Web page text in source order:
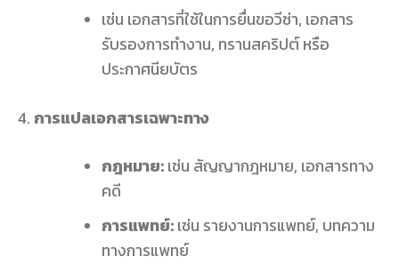
เช่น เอกสารที่ใช้ในการยื่นขอวีซ่า, เอกสาร
รับรองการทำงาน, ทรานสคริปต์ หรือ
ประกาศนียบัตร
การแปลเอกสารเฉพาะทาง
กฎหมาย:เช่น สัญญากฎหมาย, เอกสารทาง
คดี
การแพทย์:เช่น รายงานการแพทย์, บทความ
ทางการแพทย์